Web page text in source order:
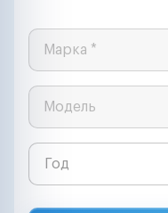
Марка *
Модель